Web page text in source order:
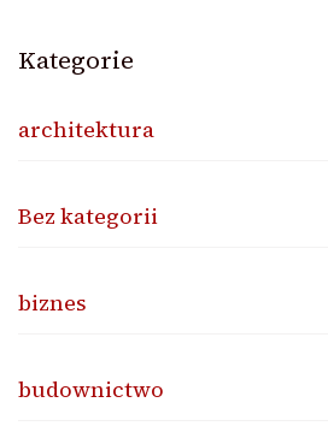
Kategorie
architektura
Bez kategorii
biznes
budownictwo